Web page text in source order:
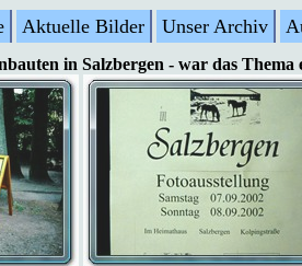
Aktuelle Bilder Unser Archiv
in Salzbergen - war das